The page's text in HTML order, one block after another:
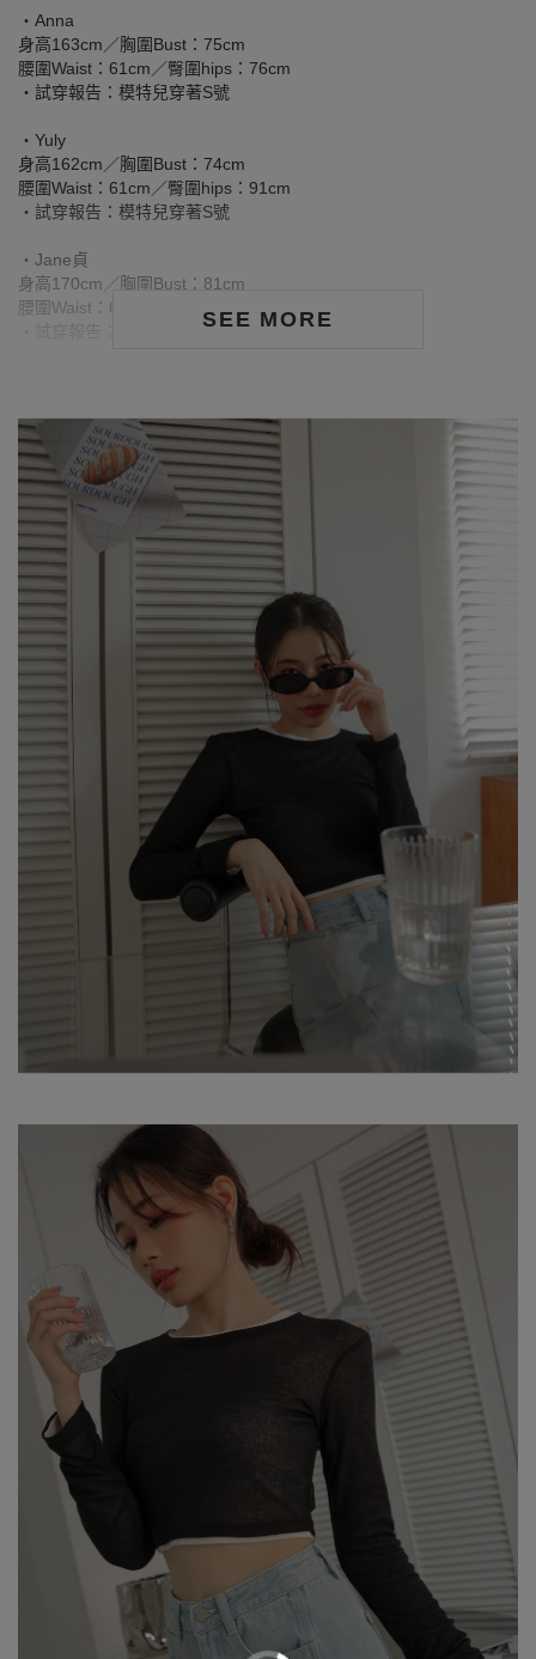
SEE MORE
‧Anna
身高163cm／胸圍Bust：75cm
腰圍Waist：61cm／臀圍hips：76cm
‧試穿報告：模特兒穿著S號
‧Yuly
身高162cm／胸圍Bust：74cm
腰圍Waist：61cm／臀圍hips：91cm
‧試穿報告：模特兒穿著S號
‧Jane貞
身高170cm／胸圍Bust：81cm
腰圍Waist：60cm／臀圍hips：91cm
‧試穿報告：模特兒穿著S號
※ 首次洗滌時，深色／飽和色系布料較易釋出多餘的固色劑，屬正
常現象。
※ 建議深色衣物於首次穿著前先行單獨下水清洗，有助釋出多餘染
劑，減少移染或掉色風險。
※ 請與淺色衣物分開洗滌，避免互相染色或產生移染情形。
※ 穿搭時亦建議避免與淺色配件、包款、飾品一同使用，以降低因
摩擦或潮濕造成染色的可能性。
※ 顏色請參考單品圖片較為接近，但因圖檔顏色會因個人電腦螢幕
設定差異略有不同，請以實際商品顏色為準。